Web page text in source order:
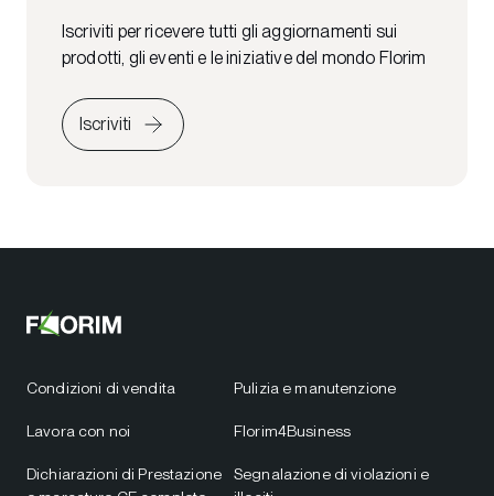
Iscriviti per ricevere tutti gli aggiornamenti sui
prodotti, gli eventi e le iniziative del mondo Florim
Iscriviti
Condizioni di vendita
Lavora con noi
Dichiarazioni di Prestazione
Pulizia e manutenzione
Florim4Business
Segnalazione di violazioni e